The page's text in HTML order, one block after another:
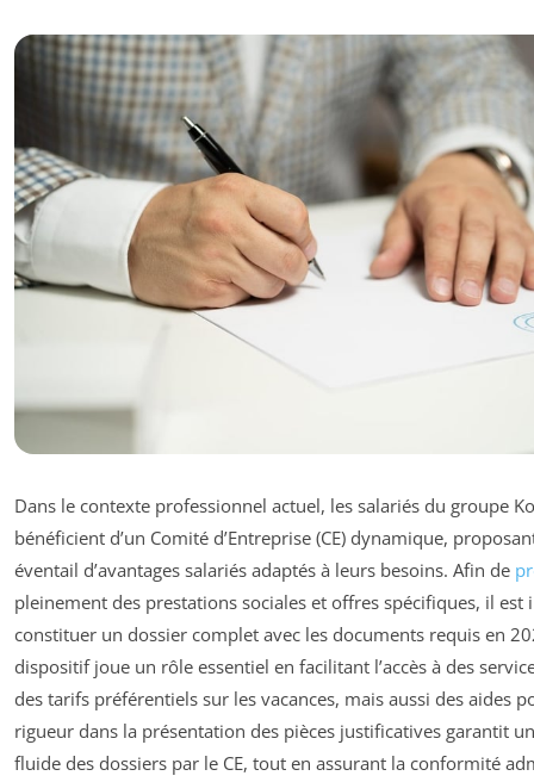
Dans le contexte professionnel actuel, les salariés du groupe
bénéficient d’un Comité d’Entreprise (CE) dynamique,
éventail d’avantages salariés adaptés à leurs besoins. Afin de
pleinement des prestations sociales et offres spécifiques, il est
constituer un dossier complet avec les documents requis en
dispositif joue un rôle essentiel en facilitant l’accès à des
des tarifs préférentiels sur les vacances, mais aussi des aides
rigueur dans la présentation des pièces justificatives garantit
fluide des dossiers par le CE, tout en assurant la conformité